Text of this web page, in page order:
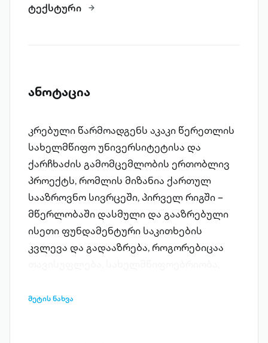
ტექსტური
ანოტაცია
კრებული წარმოადგენს აკაკი წერეთლის
სახელმწიფო უნივერსიტეტისა და
ქარჩხაძის გამომცემლობის ერთობლივ
პროექტს, რომლის მიზანია ქართულ
სააზროვნო სივრცეში, პირველ რიგში –
მწერლობაში დასმული და გააზრებული
ისეთი ფუნდამენტური საკითხების
კვლევა და გადააზრება, როგორებიცაა
კულტურულ სამყაროსთან მისი
მეტის ნახვა